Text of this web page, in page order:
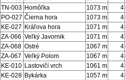
TN-003 Homôľka 1073 m 4
PO-027 Čierna hora 1073 m 4
KE-027 Kráľova hora 1071 m 4
ZA-066 Veľký Javornik 1071 m 4
ZA-068 Ostré 1067 m 4
ZA-067 Veľký Polom 1067 m 4
KE-010 Lastovičí vrch 1061 m 4
KE-028 Bykárka 1057 m 4